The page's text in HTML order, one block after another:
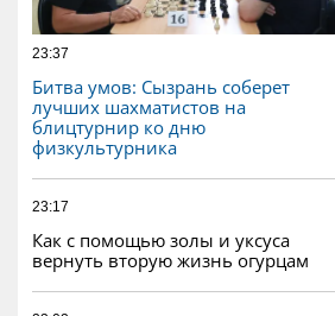
23:37
Битва умов: Сызрань соберет
лучших шахматистов на
блицтурнир ко дню
физкультурника
23:17
Как с помощью золы и уксуса
вернуть вторую жизнь огурцам